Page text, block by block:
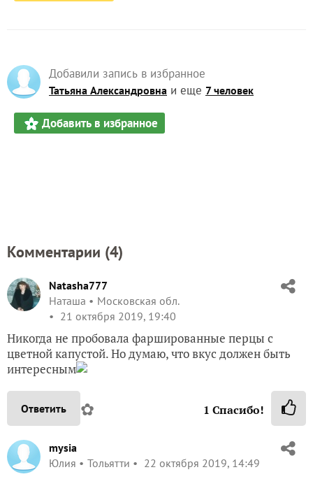
Добавили запись в избранное
Татьяна Александровна и еще 7 человек
Добавить в избранное
Комментарии (4)
Natasha777
Наташа
Московская обл.
21 октября 2019, 19:40
Никогда не пробовала фаршированные перцы с
цветной капустой. Но думаю, что вкус должен быть
интересным
Ответить ✿ 1 Спасибо!
mysia
Юлия
Тольятти 22 октября 2019, 14:49